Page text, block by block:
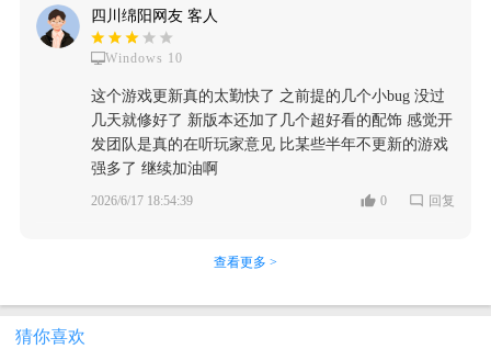
四川绵阳网友 客人
Windows 10
这个游戏更新真的太勤快了 之前提的几个小bug 没过
几天就修好了 新版本还加了几个超好看的配饰 感觉开
发团队是真的在听玩家意见 比某些半年不更新的游戏
强多了 继续加油啊
2026/6/17 18:54:39 0 回复
查看更多 >
猜你喜欢